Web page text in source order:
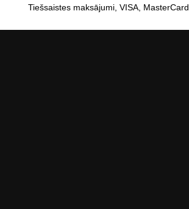
Tiešsaistes maksājumi, VISA, MasterCard.